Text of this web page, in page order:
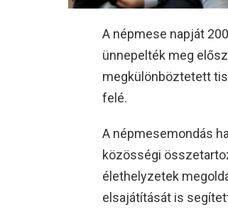
A népmese napját
ünnepelték meg
megkülönböztetett
felé.
A népmesemondás
közösségi
élethelyzetek
elsajátítását is